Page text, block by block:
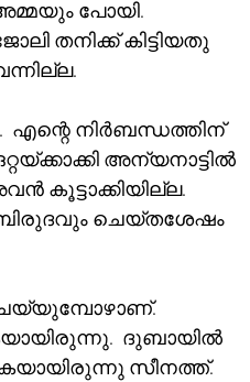
അമ്മയും പോയി.
തനിക്ക് കിട്ടിയതു
എന്റെ നിർബന്ധത്തിന്
അന്യനാട്ടിൽ
കൂട്ടാക്കിയില്ല.
ദുബായിൽ
സീനത്ത്.